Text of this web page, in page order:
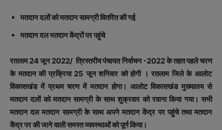
मतदान दलों को मतदान सामग्री वितरित की गई
मतदान दल मतदान केंद्रों पर पहुंचे
रतलाम 24 जून 2022/ त्रिस्तरीय पंचायत निर्वाचन -2022 के तहत पहले चरण
के मतदान की प्रक्रिया 25 जून शनिवार को होगी । रतलाम जिले के आलोट
विकासखंड में प्रथम चरण में मतदान होगा। आलोट विकासखंड मुख्यालय से
मतदान दलों को मतदान सामग्री के साथ शुक्रवार को रवाना किया गया। सभी
मतदान दल मतदान सामग्री के साथ अपने मतदान केंद्र पर पहुंचे तथा मतदान
केंद्र पर की जाने वाली समस्त व्यवस्थाओं को पूर्ण किया।